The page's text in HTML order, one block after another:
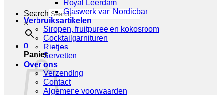
Search
×
0
Panier
Royal Leerdam
Glaswerk van Nordicbar
Verbruiksartikelen
Siropen, fruitpuree en kokosroom
Cocktailgarnituren
Rietjes
Servetten
Over ons
Verzending
Contact
Algemene voorwaarden